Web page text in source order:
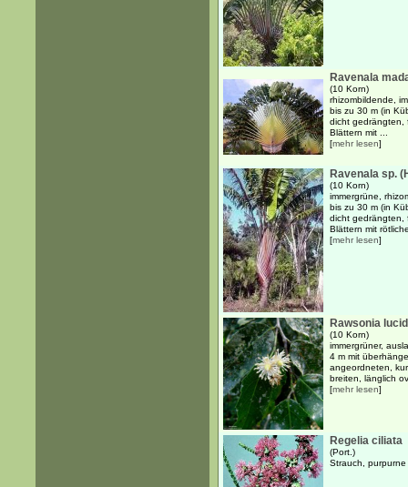
Ravenala
(10 Korn)
rhizombildende,
bis zu 30 m (in
dicht gedrängten,
Blättern mit ...
[mehr lesen]
Ravenala sp.
(10 Korn)
immergrüne,
bis zu 30 m (in
dicht gedrängten,
Blättern mit
[mehr lesen]
Rawsonia
(10 Korn)
immergrüner,
4 m mit
angeordneten,
breiten, länglich
[mehr lesen]
Regelia ciliata
(Port.)
Strauch,